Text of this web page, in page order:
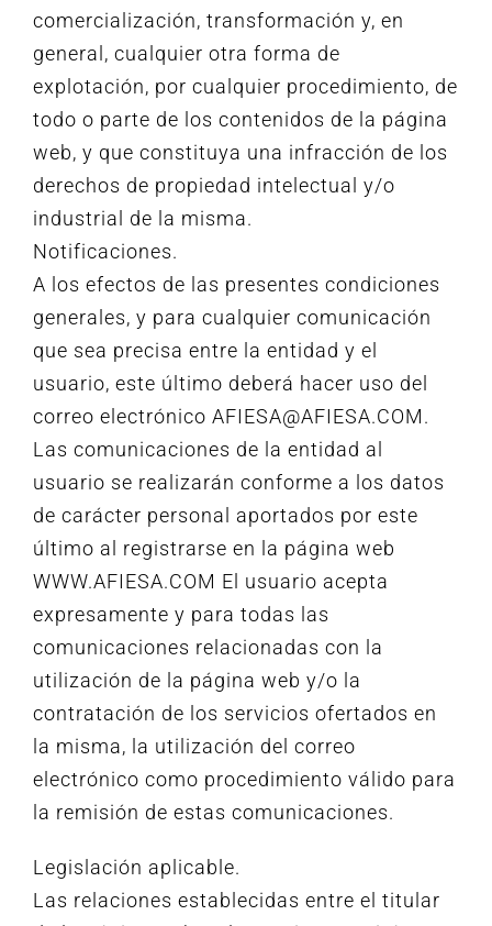
comercialización, transformación y, en
general, cualquier otra forma de
explotación, por cualquier procedimiento, de
todo o parte de los contenidos de la página
web, y que constituya una infracción de los
derechos de propiedad intelectual y/o
industrial de la misma.
Notificaciones.
A los efectos de las presentes condiciones
generales, y para cualquier comunicación
que sea precisa entre la entidad y el
usuario, este último deberá hacer uso del
correo electrónico AFIESA@AFIESA.COM.
Las comunicaciones de la entidad al
usuario se realizarán conforme a los datos
de carácter personal aportados por este
último al registrarse en la página web
WWW.AFIESA.COM El usuario acepta
expresamente y para todas las
comunicaciones relacionadas con la
utilización de la página web y/o la
contratación de los servicios ofertados en
la misma, la utilización del correo
electrónico como procedimiento válido para
la remisión de estas comunicaciones.
Legislación aplicable.
Las relaciones establecidas entre el titular